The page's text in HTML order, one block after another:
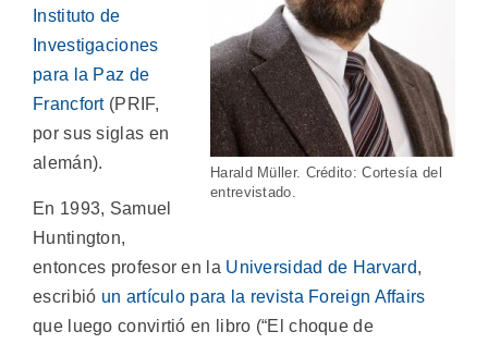
Harald Müller. Crédito: Cortesía del
entrevistado.
Instituto de
Investigaciones
para la Paz de
Francfort(PRIF,
por sus siglas en
alemán).
En 1993, Samuel
Huntington,
entonces profesor en la Universidad de Harvard,
escribió un artículo para la revista Foreign Affairs
que luego convirtió en libro (“El choque de